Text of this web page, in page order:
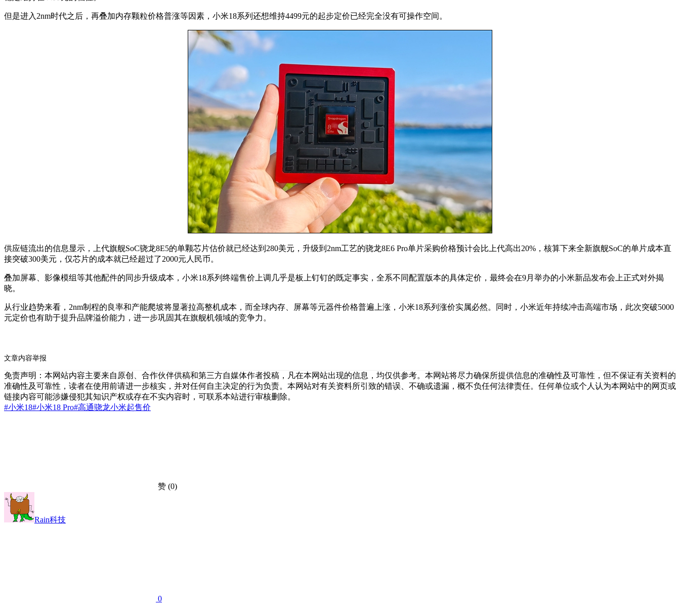
但是进入2nm时代之后，再叠加内存颗粒价格普涨等因素，小米18系列还想维持4499元的起步定价已经完全没有可操作空间。
供应链流出的信息显示，上代旗舰SoC骁龙8E5的单颗芯片估价就已经达到280美元，升级到2nm工艺的骁龙8E6 Pro单片采购价格预计会比上代高出20%，核算下来全新旗舰SoC的单片成本直
接突破300美元，仅芯片的成本就已经超过了2000元人民币。
叠加屏幕、影像模组等其他配件的同步升级成本，小米18系列终端售价上调几乎是板上钉钉的既定事实，全系不同配置版本的具体定价，最终会在9月举办的小米新品发布会上正式对外揭
晓。
从行业趋势来看，2nm制程的良率和产能爬坡将显著拉高整机成本，而全球内存、屏幕等元器件价格普遍上涨，小米18系列涨价实属必然。同时，小米近年持续冲击高端市场，此次突破5000
元定价也有助于提升品牌溢价能力，进一步巩固其在旗舰机领域的竞争力。
文章内容举报
免责声明：本网站内容主要来自原创、合作伙伴供稿和第三方自媒体作者投稿，凡在本网站出现的信息，均仅供参考。本网站将尽力确保所提供信息的准确性及可靠性，但不保证有关资料的
准确性及可靠性，读者在使用前请进一步核实，并对任何自主决定的行为负责。本网站对有关资料所引致的错误、不确或遗漏，概不负任何法律责任。任何单位或个人认为本网站中的网页或
链接内容可能涉嫌侵犯其知识产权或存在不实内容时，可联系本站进行审核删除。
#小米18#小米18 Pro#高通骁龙小米起售价
赞 (0)
Rain科技
0